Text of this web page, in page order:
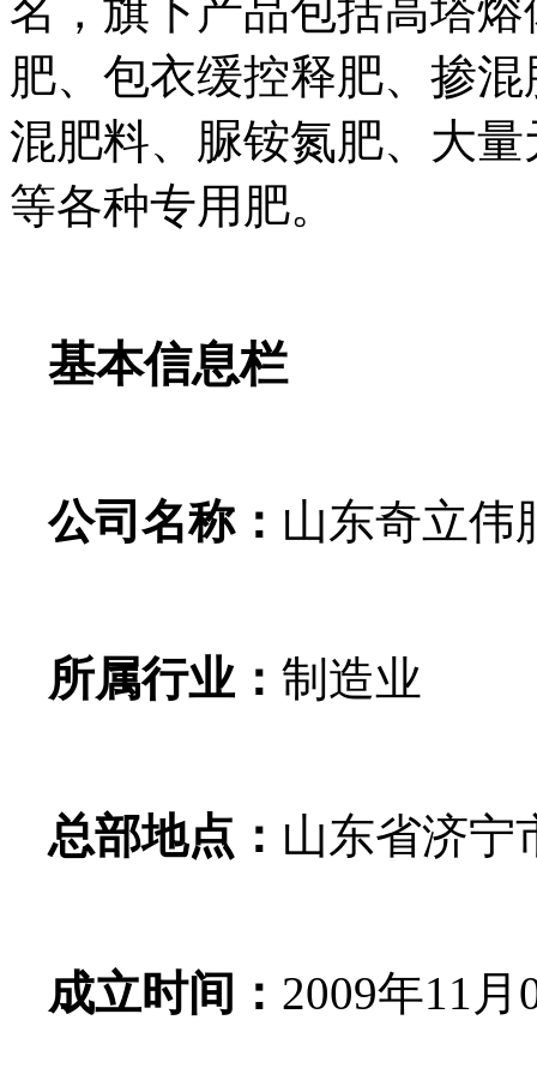
名，旗下产品包括高塔
肥、包衣缓控释肥、掺
混肥料、脲铵氮肥、大
等各种专用肥。
基本信息栏
公司名称： 山东奇立伟
所属行业： 制造业
总部地点： 山东省济宁
成立时间： 2009年11 月